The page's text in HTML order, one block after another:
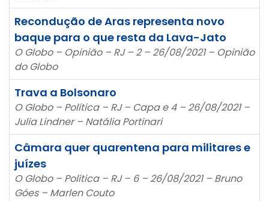
Recondução de Aras representa novo
baque para o que resta da Lava-Jato
O Globo – Opinião – RJ – 2 – 26/08/2021 – Opinião
do Globo
Trava a Bolsonaro
O Globo – Política – RJ – Capa e 4 – 26/08/2021 –
Julia Lindner – Natália Portinari
Câmara quer quarentena para militares e
juízes
O Globo – Política – RJ – 6 – 26/08/2021 – Bruno
Góes – Marlen Couto